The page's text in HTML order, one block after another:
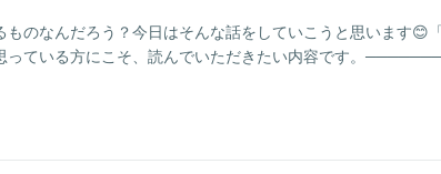
のなんだろう？今日はそんな話をしていこうと思います😊
っている方にこそ、読んでいただきたい内容です。